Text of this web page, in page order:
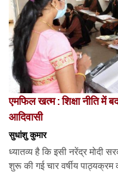
एमफिल खत्म : शिक्षा नीति में
आदिवासी
सुधांशु कुमार
ध्यातव्य है कि इसी नरेंद्र मोदी
शुरू की गई चार वर्षीय